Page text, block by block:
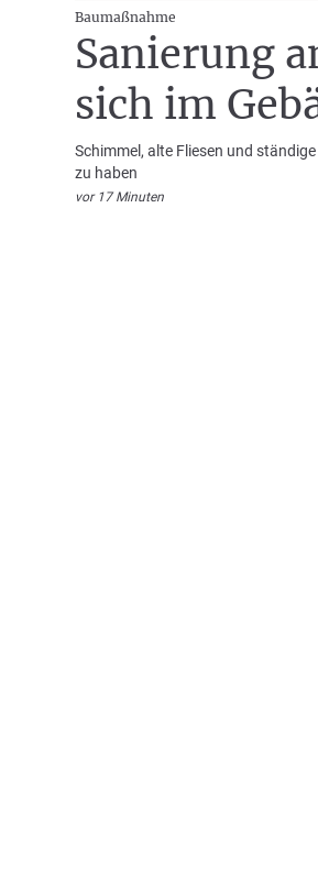
Baumaßnahme
Sanierung
sich im
Schimmel, alte Fliesen und
zu haben
vor 17 Minuten